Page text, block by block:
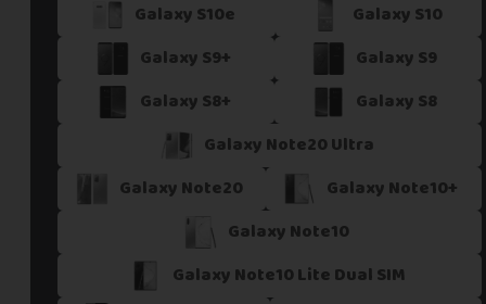
Galaxy S10e
Galaxy S10
Galaxy S9+
Galaxy S9
Galaxy S8+
Galaxy S8
Galaxy Note20 Ultra
Galaxy Note20
Galaxy Note10+
Galaxy Note10
Galaxy Note10 Lite Dual SIM